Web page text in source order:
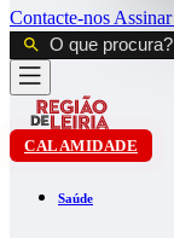
Contacte-nos Assinar
CALAMIDADE
Saúde